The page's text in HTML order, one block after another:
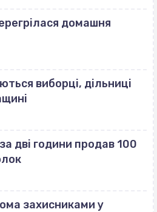
домашня
виборці, дільниці
дві години продав 100
захисниками у